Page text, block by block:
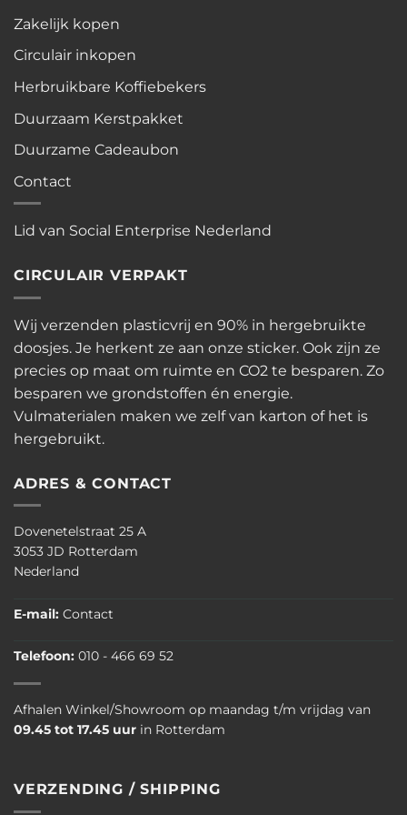
Zakelijk kopen
Circulair inkopen
Herbruikbare Koffiebekers
Duurzaam Kerstpakket
Duurzame Cadeaubon
Contact
Lid van Social Enterprise Nederland
CIRCULAIR VERPAKT
Wij verzenden plasticvrij en 90% in hergebruikte
doosjes. Je herkent ze aan onze sticker. Ook zijn ze
precies op maat om ruimte en CO2 te besparen. Zo
besparen we grondstoffen én energie.
Vulmaterialen maken we zelf van karton of het is
hergebruikt.
ADRES & CONTACT
Dovenetelstraat 25 A
3053 JD Rotterdam
Nederland
E-mail: Contact
Telefoon: 010 - 466 69 52
Afhalen Winkel/Showroom op maandag t/m vrijdag van
09.45 tot 17.45 uur in Rotterdam
VERZENDING / SHIPPING